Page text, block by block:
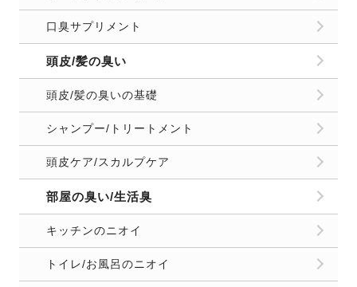
口臭サプリメント
頭皮/髪の臭い
頭皮/髪の臭いの基礎
シャンプー/トリートメント
頭皮ケア/スカルプケア
部屋の臭い/生活臭
キッチンのニオイ
トイレ/お風呂のニオイ